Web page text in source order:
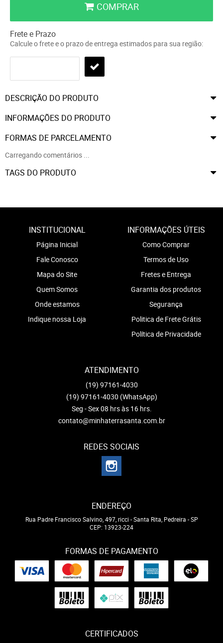
COMPRAR
Frete e Prazo
Calcule o frete e o prazo de entrega estimados para sua região:
DESCRIÇÃO DO PRODUTO
INFORMAÇÕES DO PRODUTO
FORMAS DE PARCELAMENTO
Carregando comentários ...
TAGS DO PRODUTO
INSTITUCIONAL
Página Inicial
Fale Conosco
Mapa do Site
Quem Somos
Onde estamos
Indique nossa Loja
INFORMAÇÕES ÚTEIS
Como Comprar
Termos de Uso
Fretes e Entrega
Garantia dos produtos
Segurança
Politica de Frete Grátis
Política de Privacidade
ATENDIMENTO
(19) 97161-4030
(19) 97161-4030 (WhatsApp)
Seg - Sex 08 hrs às 16 hrs.
contato@minhaterrasanta.com.br
REDES SOCIAIS
ENDEREÇO
Rua Padre Francisco Salvino, 497, ricci -Santa Rita, Pedreira -SP
CEP: 13923-224
FORMAS DE PAGAMENTO
CERTIFICADOS